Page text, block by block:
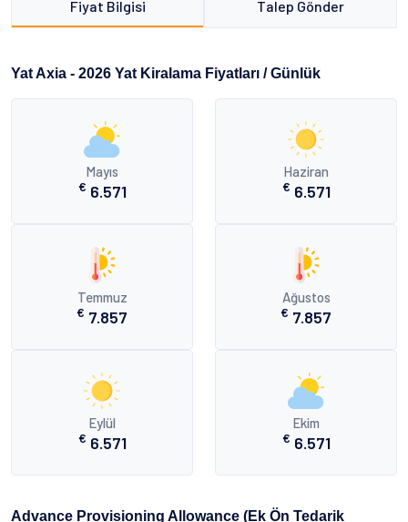
Fiyat Bilgisi Talep Gönder
Yat Axia - 2026 Yat Kiralama Fiyatları / Günlük
Mayıs
€ 6.571
Haziran
€ 6.571
Temmuz
€ 7.857
Ağustos
€ 7.857
Eylül
€ 6.571
Ekim
€ 6.571
Advance Provisioning Allowance (Ek Ön Tedarik